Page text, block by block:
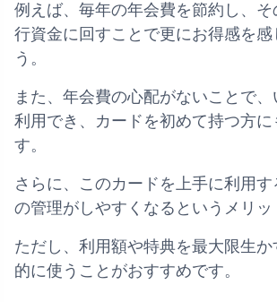
例えば、毎年の年会費を節約し、
行資金に回すことで更にお得感を感
う。
また、年会費の心配がないことで
利用でき、カードを初めて持つ方に
す。
さらに、このカードを上手に利用
の管理がしやすくなるというメリッ
ただし、利用額や特典を最大限生
的に使うことがおすすめです。